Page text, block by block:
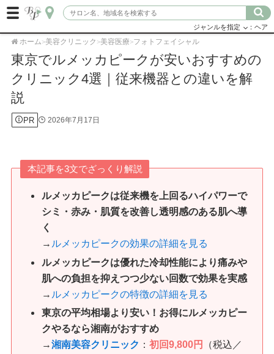
ジャンルを指定 ：ヘア
ホーム>美容クリニック >美容医療>フォトフェイシャル
東京でルメッカピークが安いおすすめの
クリニック4選｜従来機器との違いを解
説
PR 2026年7月17日
本記事を3文でざっくり解説
ルメッカピークは従来機を上回るハイパワーで
シミ・赤み・肌質を改善し透明感のある肌へ導
く
→ ルメッカピークの効果の詳細を見る
ルメッカピークは優れた冷却性能により痛みや
肌への負担を抑えつつ少ない回数で効果を実感
→ ルメッカピークの特徴の詳細を見る
東京の平均相場より安い！お得にルメッカピー
クやるなら湘南がおすすめ
→湘南美容クリニック ：初回9,800円
（税込／